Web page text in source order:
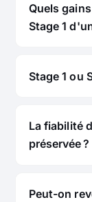
Quels
Stage 1
Stage 1 ou
La fiabilité
préservée ?
Peut-on